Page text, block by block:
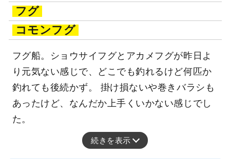
フグ
コモンフグ
フグ船。ショウサイフグとアカメフグが昨日よ
り元気ない感じで、どこでも釣れるけど何匹か
釣れても後続かず。 掛け損ないや巻きバラシも
あったけど、なんだか上手くいかない感じでし
た。
続きを表示